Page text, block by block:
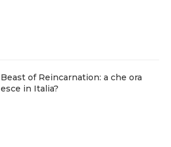
Beast of Reincarnation: a che ora
esce in Italia?